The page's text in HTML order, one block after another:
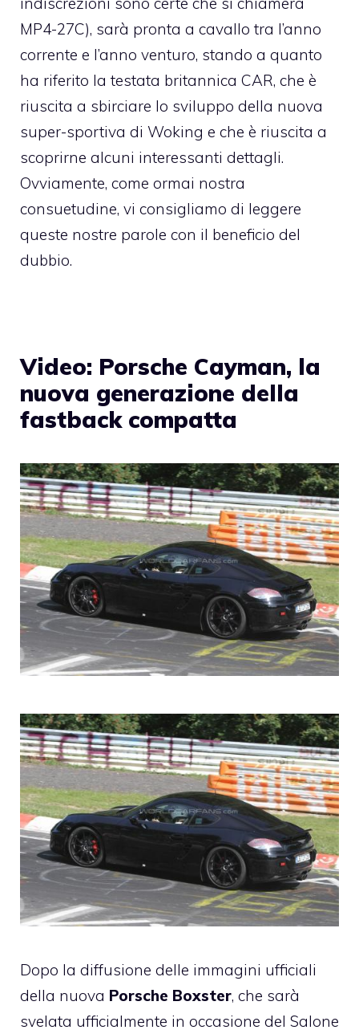
MP4-27C), sarà pronta a cavallo tra l’anno
corrente e l’anno venturo, stando a quanto
ha riferito la testata britannica CAR, che è
riuscita a sbirciare lo sviluppo della nuova
super-sportiva di Woking e che è riuscita a
scoprirne alcuni interessanti dettagli.
Ovviamente, come ormai nostra
consuetudine, vi consigliamo di leggere
queste nostre parole con il beneficio del
dubbio.
Video: Porsche Cayman, la
nuova generazione della
fastback compatta
Dopo la diffusione delle immagini ufficiali
della nuova Porsche Boxster, che sarà
svelata ufficialmente in occasione del Salone